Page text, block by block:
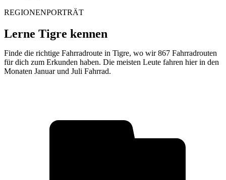
REGIONENPORTRÄT
Lerne Tigre kennen
Finde die richtige Fahrradroute in Tigre, wo wir 867 Fahrradrouten
für dich zum Erkunden haben. Die meisten Leute fahren hier in den
Monaten Januar und Juli Fahrrad.